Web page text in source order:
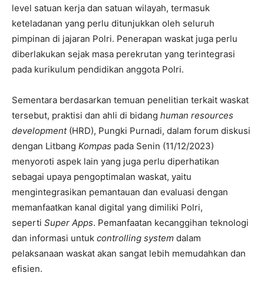
level satuan kerja dan satuan wilayah, termasuk
keteladanan yang perlu ditunjukkan oleh seluruh
pimpinan di jajaran Polri. Penerapan waskat juga perlu
diberlakukan sejak masa perekrutan yang terintegrasi
pada kurikulum pendidikan anggota Polri.
Sementara berdasarkan temuan penelitian terkait waskat
tersebut, praktisi dan ahli di bidang human resources
development (HRD), Pungki Purnadi, dalam forum diskusi
dengan Litbang Kompas pada Senin (11/12/2023)
menyoroti aspek lain yang juga perlu diperhatikan
sebagai upaya pengoptimalan waskat, yaitu
mengintegrasikan pemantauan dan evaluasi dengan
memanfaatkan kanal digital yang dimiliki Polri,
seperti Super Apps. Pemanfaatan kecanggihan teknologi
dan informasi untuk controlling system dalam
pelaksanaan waskat akan sangat lebih memudahkan dan
efisien.